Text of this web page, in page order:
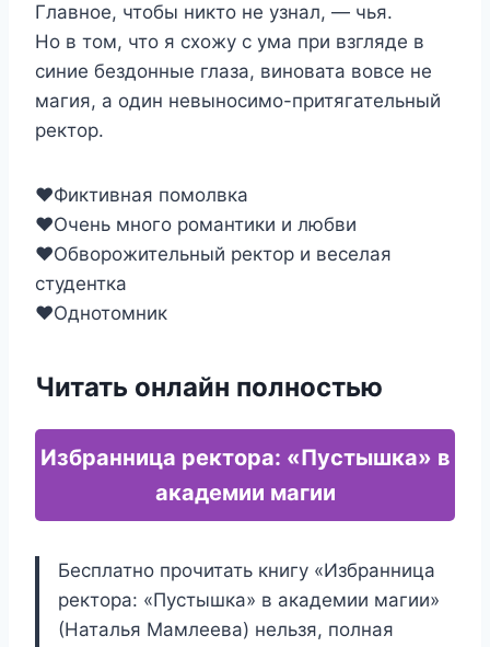
Главное, чтобы никто не узнал, — чья.
Но в том, что я схожу с ума при взгляде в
синие бездонные глаза, виновата вовсе не
магия, а один невыносимо-притягательный
ректор.
❤Фиктивная помолвка
❤Очень много романтики и любви
❤Обворожительный ректор и веселая
студентка
❤Однотомник
Читать онлайн полностью
Избранница ректора: «Пустышка» в
академии магии
Бесплатно прочитать книгу «Избранница
ректора: «Пустышка» в академии магии»
(Наталья Мамлеева) нельзя, полная